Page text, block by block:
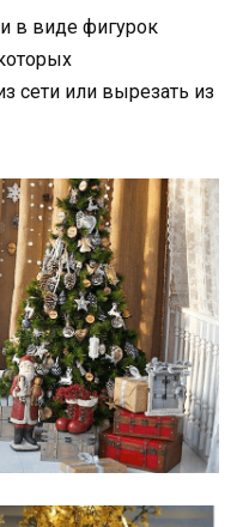
в виде фигурок
сети или вырезать из